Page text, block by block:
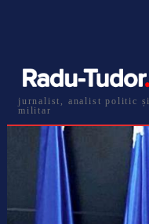
jurnalist, analist politic și
militar